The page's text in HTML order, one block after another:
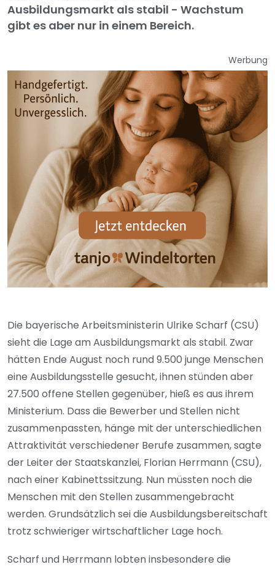
Ausbildungsmarkt als stabil - Wachstum
gibt es aber nur in einem Bereich.
Werbung
Die bayerische Arbeitsministerin Ulrike Scharf (CSU)
sieht die Lage am Ausbildungsmarkt als stabil. Zwar
hätten Ende August noch rund 9.500 junge Menschen
eine Ausbildungsstelle gesucht, ihnen stünden aber
27.500 offene Stellen gegenüber, hieß es aus ihrem
Ministerium. Dass die Bewerber und Stellen nicht
zusammenpassten, hänge mit der unterschiedlichen
Attraktivität verschiedener Berufe zusammen, sagte
der Leiter der Staatskanzlei, Florian Herrmann (CSU),
nach einer Kabinettssitzung. Nun müssten noch die
Menschen mit den Stellen zusammengebracht
werden. Grundsätzlich sei die Ausbildungsbereitschaft
trotz schwieriger wirtschaftlicher Lage hoch.
Scharf und Herrmann lobten insbesondere die